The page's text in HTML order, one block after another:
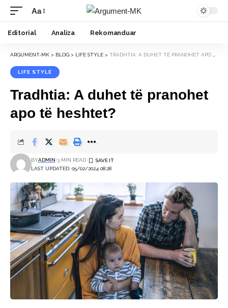
Font
Resizer
Aa
Editorial Analiza Rekomanduar
ARGUMENT-MK > BLOG > LIFE STYLE > TRADHTIA: A DUHET TË PRANOHET APO TË HESHTET?
LIFE STYLE
Tradhtia: A duhet të pranohet
apo të heshtet?
LAST UPDATED: 05/02/2024 08:28
BYADMIN 3 MIN READ